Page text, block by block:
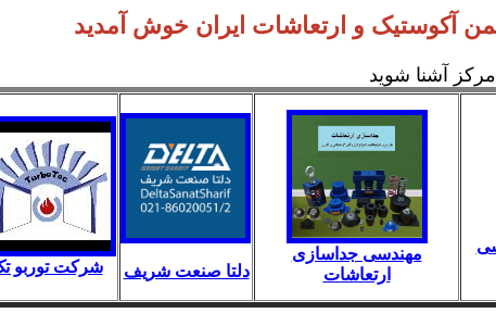
آکوستیک و ارتعاشات ایران خوش آمدید
آشنا شوید
مهندسی جداسازی
ارتعاشات
دلتا صنعت شریف شرکت توربو